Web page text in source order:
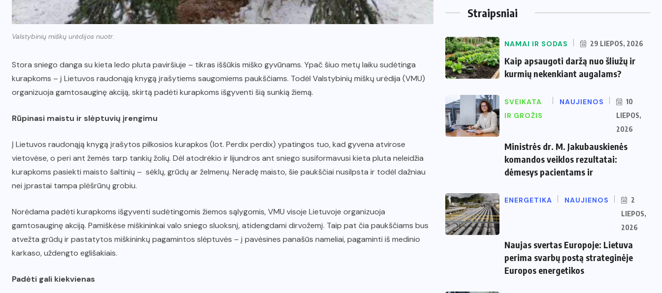
Valstybinių miškų urėdijos nuotr.
Stora sniego danga su kieta ledo pluta paviršiuje – tikras iššūkis miško gyvūnams. Ypač šiuo metų laiku sudėtinga
kurapkoms – į Lietuvos raudonąją knygą įrašytiems saugomiems paukščiams. Todėl Valstybinių miškų urėdija (VMU)
organizuoja gamtosauginę akciją, skirtą padėti kurapkoms išgyventi šią sunkią žiemą.
Rūpinasi maistu ir slėptuvių įrengimu
Į Lietuvos raudonąją knygą įrašytos pilkosios kurapkos (lot. Perdix perdix) ypatingos tuo, kad gyvena atvirose
vietovėse, o peri ant žemės tarp tankių žolių. Dėl atodrėkio ir lijundros ant sniego susiformavusi kieta pluta neleidžia
kurapkoms pasiekti maisto šaltinių – sėklų, grūdų ar želmenų. Neradę maisto, šie paukščiai nusilpsta ir todėl dažniau
nei įprastai tampa plėšrūnų grobiu.
Norėdama padėti kurapkoms išgyventi sudėtingomis žiemos sąlygomis, VMU visoje Lietuvoje organizuoja
gamtosauginę akciją. Pamiškėse miškininkai valo sniego sluoksnį, atidengdami dirvožemį. Taip pat čia paukščiams bus
atvežta grūdų ir pastatytos miškininkų pagamintos slėptuvės – į pavėsines panašūs nameliai, pagaminti iš medinio
karkaso, uždengto eglišakiais.
Padėti gali kiekvienas
Straipsniai
NAMAI IR SODAS 29 LIEPOS, 2026
Kaip apsaugoti daržą nuo šliužų ir
kurmių nekenkiant augalams?
SVEIKATA
IR GROŽIS
NAUJIENOS
10
LIEPOS,
2026
Ministrės dr. M. Jakubauskienės
komandos veiklos rezultatai:
dėmesys pacientams ir
ENERGETIKA NAUJIENOS
2
LIEPOS,
2026
Naujas svertas Europoje: Lietuva
perima svarbų postą strateginėje
Europos energetikos